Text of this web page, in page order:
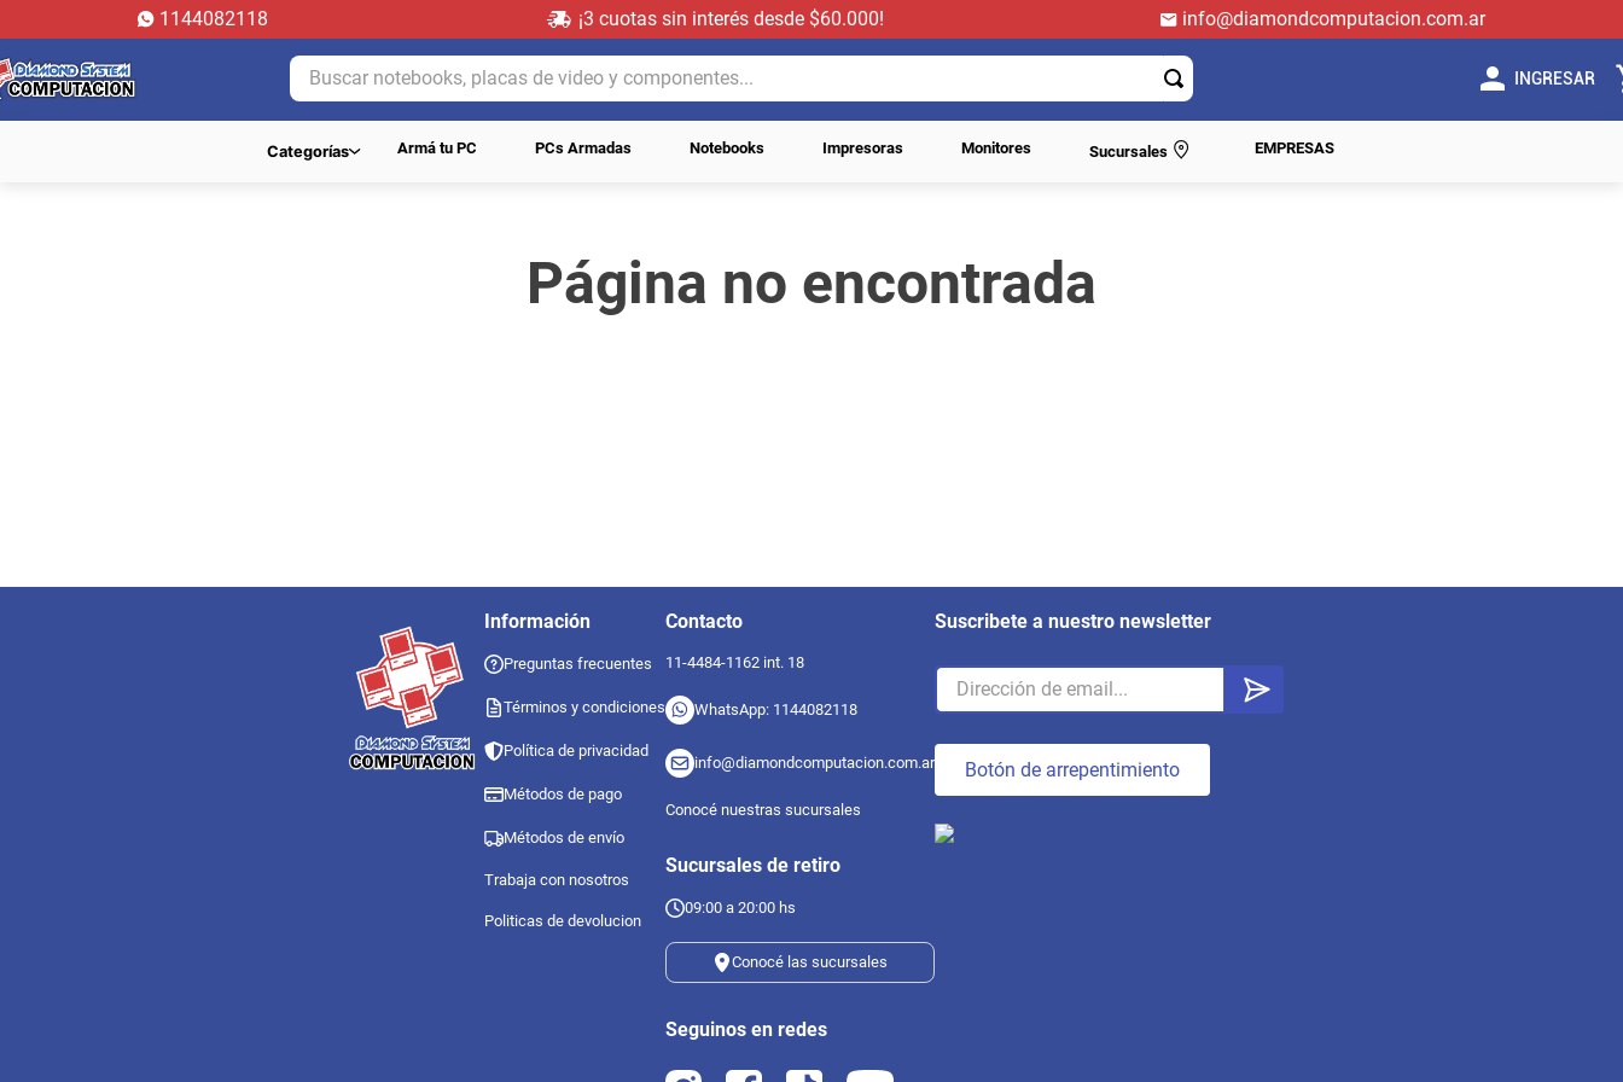
1144082118 ¡3 cuotas sin interés desde $60.000!
info@diamondcomputacion.com.ar
Buscar notebooks, placas de video y componentes...
INGRESAR
Categorías Armá tu PC PCs Armadas Notebooks Impresoras Monitores Sucursales EMPRESAS
Página no encontrada
Información
Preguntas frecuentes
Términos y condiciones
Política de privacidad
Métodos de pago
Métodos de envío
Trabaja con nosotros
Politicas de devolucion
Contacto
11-4484-1162 int. 18
WhatsApp: 1144082118
info@diamondcomputacion.com.ar
Conocé nuestras sucursales
Sucursales de retiro
09:00 a 20:00 hs
Conocé las sucursales
Seguinos en redes
Suscribete a nuestro newsletter
Botón de arrepentimiento